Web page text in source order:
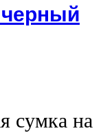
сумка на